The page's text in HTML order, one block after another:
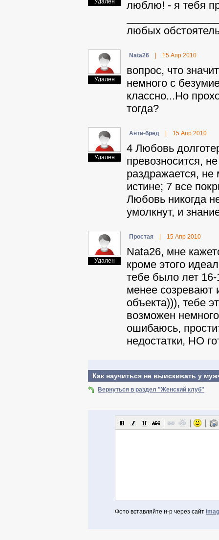
Удален
люблю! - я тебя
любых
Удален
Nata26 15 Апр 2010
вопрос, что
немного с
классно...Но
тогда?
Удален
Aнти-бpeд 15 Апр 2010
4 Любовь
превозносится,
раздражается, не
истине; 7 все
Любовь никогда
умолкнут, и
Удален
Пpocтaя 15 Апр 2010
Nata26, мне
кроме этого
тебе было лет 16-
менее созревают
объекта))), тебе
возможен
ошибаюсь,
недостатки, НО
Как научиться не выискивать у
Вернуться в раздел "Женский клуб"
Фото вставляйте н-р через сайт